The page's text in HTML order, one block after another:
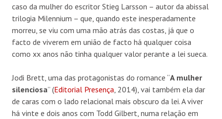
caso da mulher do escritor Stieg Larsson – autor da abissal
trilogia Milennium – que, quando este inesperadamente
morreu, se viu com uma mão atrás das costas, já que o
facto de viverem em união de facto há qualquer coisa
como xx anos não tinha qualquer valor perante a lei sueca.
Jodi Brett, uma das protagonistas do romance “A mulher
silenciosa” (Editorial Presença , 2014), vai também ela dar
de caras com o lado relacional mais obscuro da lei. A viver
há vinte e dois anos com Todd Gilbert, numa relação em